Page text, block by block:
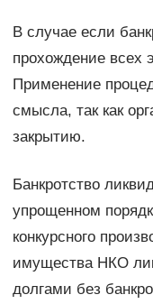
В случае если
прохождение всех
Применение
смысла, так как
закрытию.
Банкротство
упрощенном
конкурсного
имущества НКО
долгами без